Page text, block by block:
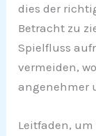
dies der
Betracht zu
Spielfluss
vermeiden,
angenehmer
Leitfaden,